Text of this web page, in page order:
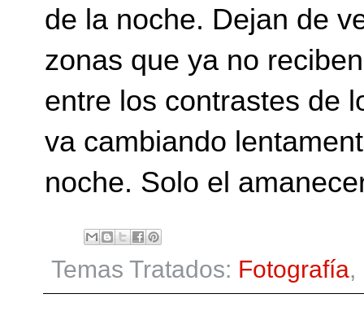
de la noche. Dejan de
zonas que ya no
entre los contrastes de
va cambiando
noche. Solo el
Temas Tratados: Fotografía,